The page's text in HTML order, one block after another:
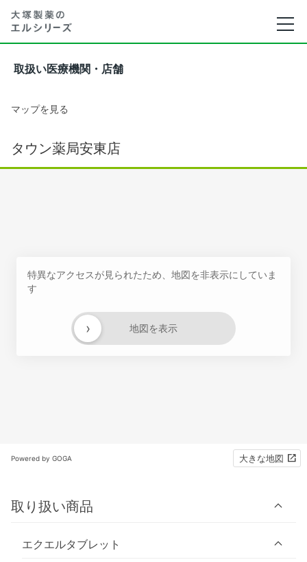
取扱い医療機関・店舗
マップを見る
タウン薬局安東店
特異なアクセスが見られたため、地図を非表示にしていま
す
地図を表示
›
Powered by GOGA 大きな地図
取り扱い商品
エクエルタブレット